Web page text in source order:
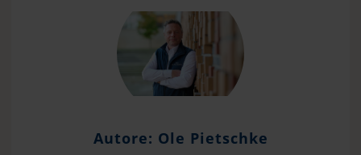
Autore: Ole Pietschke